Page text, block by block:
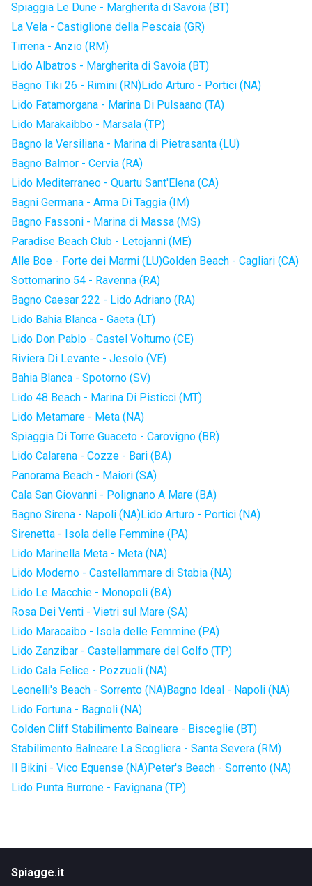
Spiaggia Le Dune - Margherita di Savoia (BT)
La Vela - Castiglione della Pescaia (GR)
Tirrena - Anzio (RM)
Lido Albatros - Margherita di Savoia (BT)
Bagno Tiki 26 - Rimini (RN)Lido Arturo - Portici (NA)
Lido Fatamorgana - Marina Di Pulsaano (TA)
Lido Marakaibbo - Marsala (TP)
Bagno la Versiliana - Marina di Pietrasanta (LU)
Bagno Balmor - Cervia (RA)
Lido Mediterraneo - Quartu Sant'Elena (CA)
Bagni Germana - Arma Di Taggia (IM)
Bagno Fassoni - Marina di Massa (MS)
Paradise Beach Club - Letojanni (ME)
Alle Boe - Forte dei Marmi (LU)Golden Beach - Cagliari (CA)
Sottomarino 54 - Ravenna (RA)
Bagno Caesar 222 - Lido Adriano (RA)
Lido Bahia Blanca - Gaeta (LT)
Lido Don Pablo - Castel Volturno (CE)
Riviera Di Levante - Jesolo (VE)
Bahia Blanca - Spotorno (SV)
Lido 48 Beach - Marina Di Pisticci (MT)
Lido Metamare - Meta (NA)
Spiaggia Di Torre Guaceto - Carovigno (BR)
Lido Calarena - Cozze - Bari (BA)
Panorama Beach - Maiori (SA)
Cala San Giovanni - Polignano A Mare (BA)
Bagno Sirena - Napoli (NA)Lido Arturo - Portici (NA)
Sirenetta - Isola delle Femmine (PA)
Lido Marinella Meta - Meta (NA)
Lido Moderno - Castellammare di Stabia (NA)
Lido Le Macchie - Monopoli (BA)
Rosa Dei Venti - Vietri sul Mare (SA)
Lido Maracaibo - Isola delle Femmine (PA)
Lido Zanzibar - Castellammare del Golfo (TP)
Lido Cala Felice - Pozzuoli (NA)
Leonelli's Beach - Sorrento (NA)Bagno Ideal - Napoli (NA)
Lido Fortuna - Bagnoli (NA)
Golden Cliff Stabilimento Balneare - Bisceglie (BT)
Stabilimento Balneare La Scogliera - Santa Severa (RM)
Il Bikini - Vico Equense (NA)Peter's Beach - Sorrento (NA)
Lido Punta Burrone - Favignana (TP)
Spiagge.it